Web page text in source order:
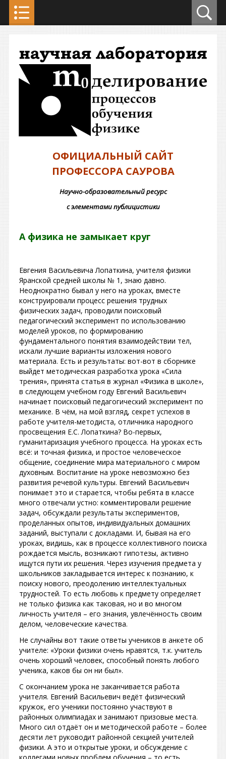
ОФИЦИАЛЬНЫЙ САЙТ
ПРОФЕССОРА САУРОВА
Научно-образовательный ресурс
с элементами публицистики
А физика не замыкает круг
Евгения Васильевича Лопаткина, учителя физики
Яранской средней школы № 1, знаю давно.
Неоднократно бывал у него на уроках, вместе
конструировали процесс решения трудных
физических задач, проводили поисковый
педагогический эксперимент по использованию
моделей уроков, по формированию
фундаментального понятия взаимодействии тел,
искали лучшие варианты изложения нового
материала. Есть и результаты: вот-вот в сборнике
выйдет методическая разработка урока «Сила
трения», принята статья в журнал «Физика в школе»,
в следующем учебном году Евгений Васильевич
начинает поисковый педагогический эксперимент по
механике. В чём, на мой взгляд, секрет успехов в
работе учителя-методиста, отличника народного
просвещения Е.С. Лопаткина? Во-первых,
гуманитаризация учебного процесса. На уроках есть
всё: и точная физика, и простое человеческое
общение, соединение мира материального с миром
духовным. Воспитание на уроке невозможно без
развития речевой культуры. Евгений Васильевич
понимает это и старается, чтобы ребята в классе
много отвечали устно: комментировали решение
задач, обсуждали результаты экспериментов,
проделанных опытов, индивидуальных домашних
заданий, выступали с докладами. И, бывая на его
уроках, видишь, как в процессе коллективного поиска
рождается мысль, возникают гипотезы, активно
ищутся пути их решения. Через изучения предмета у
школьников закладывается интерес к познанию, к
поиску нового, преодолению интеллектуальных
трудностей. То есть любовь к предмету определяет
не только физика как таковая, но и во многом
личность учителя – его знания, увлечённость своим
делом, человеческие качества.
Не случайны вот такие ответы учеников в анкете об
учителе: «Уроки физики очень нравятся, т.к. учитель
очень хороший человек, способный понять любого
ученика, каков бы он ни был».
С окончанием урока не заканчивается работа
учителя. Евгений Васильевич ведёт физический
кружок, его ученики постоянно участвуют в
районных олимпиадах и занимают призовые места.
Много сил отдаёт он и методической работе – более
десяти лет руководит районной секцией учителей
физики. А это и открытые уроки, и обсуждение с